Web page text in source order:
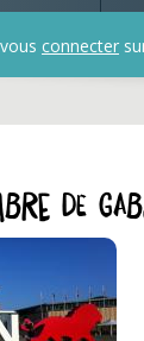
connecter
de